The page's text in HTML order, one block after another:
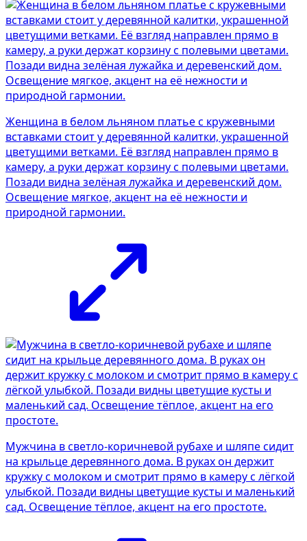
Женщина в белом льняном платье с кружевными
вставками стоит у деревянной калитки, украшенной
цветущими ветками. Её взгляд направлен прямо в
камеру, а руки держат корзину с полевыми цветами.
Позади видна зелёная лужайка и деревенский дом.
Освещение мягкое, акцент на её нежности и
природной гармонии.
Мужчина в светло-коричневой рубахе и шляпе сидит
на крыльце деревянного дома. В руках он держит
кружку с молоком и смотрит прямо в камеру с лёгкой
улыбкой. Позади видны цветущие кусты и маленький
сад. Освещение тёплое, акцент на его простоте.